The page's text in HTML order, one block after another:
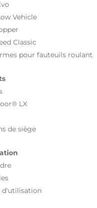
Vehicle
Classic
pour fauteuils roulant
LX
de siège
d'utilisation